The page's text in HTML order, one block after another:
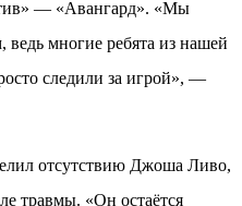
— «Авангард». «Мы
ведь многие ребята из нашей
следили за игрой», —
отсутствию Джоша Ливо,
травмы. «Он остаётся